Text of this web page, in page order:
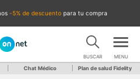
-5% de descuento para tu compra
BUSCAR MENU
Chat Médico Plan de salud Fidelity